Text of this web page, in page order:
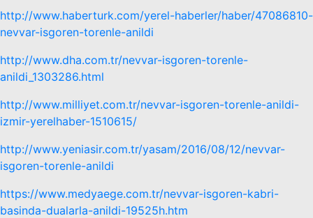
http://www.haberturk.com/yerel-haberler/haber/47086810-
nevvar-isgoren-torenle-anildi
http://www.dha.com.tr/nevvar-isgoren-torenle-
anildi_1303286.html
http://www.milliyet.com.tr/nevvar-isgoren-torenle-anildi-
izmir-yerelhaber-1510615/
http://www.yeniasir.com.tr/yasam/2016/08/12/nevvar-
isgoren-torenle-anildi
https://www.medyaege.com.tr/nevvar-isgoren-kabri-
basinda-dualarla-anildi-19525h.htm